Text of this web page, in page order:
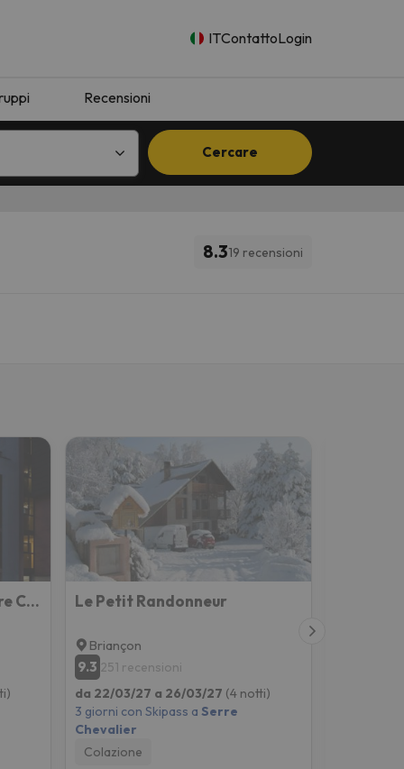
ITContattoLogin
Recensioni
Cercare
8.319 recensioni
Suite Home Briancon Serre Chevalier Le Petit Randonneur
Briançon
9.3 251 recensioni
da 22/03/27 a 26/03/27 (4 notti)
3 giorni con Skipass aSerre
Chevalier
Colazione